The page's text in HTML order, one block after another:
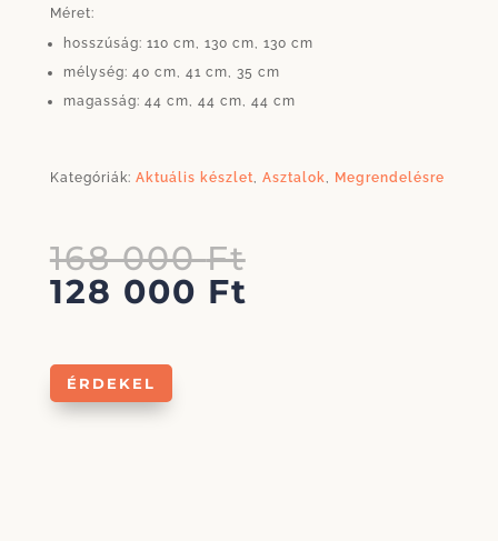
Méret:
hosszúság: 110 cm, 130 cm, 130 cm
mélység: 40 cm, 41 cm, 35 cm
magasság: 44 cm, 44 cm, 44 cm
Kategóriák: Aktuális készlet, Asztalok, Megrendelésre
168 000FtOriginal
price
128 000 Ft
ÉRDEKEL